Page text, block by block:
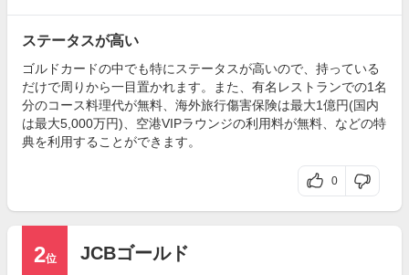
ステータスが高い
ゴルドカードの中でも特にステータスが高いので、持っている
だけで周りから一目置かれます。また、有名レストランでの1名
分のコース料理代が無料、海外旅行傷害保険は最大1億円(国内
は最大5,000万円)、空港VIPラウンジの利用料が無料、などの特
典を利用することができます。
0
2位 JCBゴールド